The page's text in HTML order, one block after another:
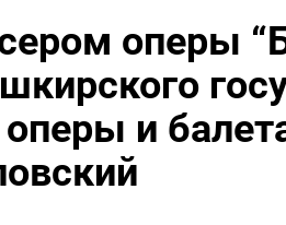
оперы
оперы и